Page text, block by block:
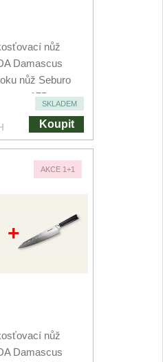
nůž
Damascus
nůž Seburo
175mm
SKLADEM
Koupit
AKCE 1+1
+
nůž
Damascus